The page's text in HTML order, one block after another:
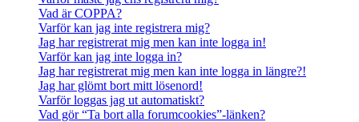
Vad är COPPA?
Varför kan jag inte registrera mig?
Jag har registrerat mig men kan inte logga in!
Varför kan jag inte logga in?
Jag har registrerat mig men kan inte logga in längre?!
Jag har glömt bort mitt lösenord!
Varför loggas jag ut automatiskt?
Vad gör “Ta bort alla forumcookies”-länken?